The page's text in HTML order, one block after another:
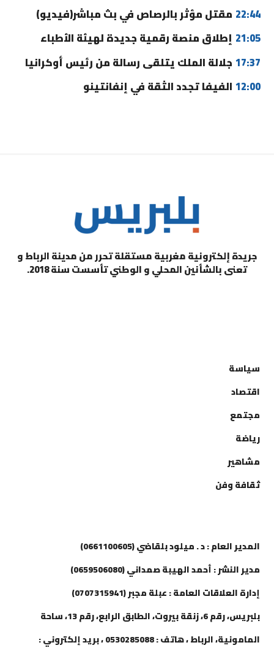
22:44 مقتل مؤثر بالرصاص في بث مباشر(فيديو)
21:05 إطلاق منصة رقمية جديدة لهيئة الأطباء
17:37 جلالة الملك يتلقى رسالة من رئيس أوكرانيا
12:00 الفيفا تجدد الثقة في إنفانتينو
جريدة إلكترونية مغربية مستقلة تحرر من مدينة الرباط و
تعنى بالشأنين المحلي و الوطني تأسست سنة 2018.
سياسة
اقتصاد
مجتمع
رياضة
مشاهير
ثقافة وفن
المدير العام : د . ميلود بلقاضي (0661100605)
مدير النشر : أحمد الهيبة صمداني (0659506080)
إدارة العلاقات العامة : عبلة مجبر (0707315941)
بلبريس، رقم 6، زنقة بيروت، الطابق الرابع، رقم 13، ساحة
المامونية، الرباط ، هاتف : 0530285088 ، بريد إلكتروني :